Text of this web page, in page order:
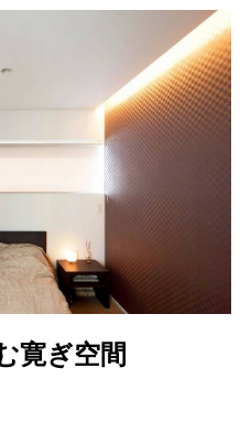
寛ぎ空間